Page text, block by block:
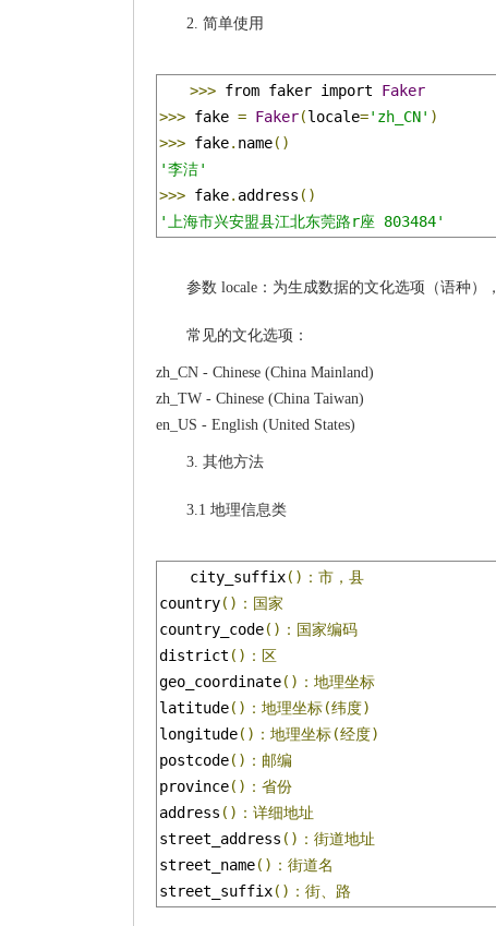
2. 简单使用
>>> from faker import Faker
>>> fake = Faker(locale='zh_CN' )
>>> fake. name()
'李洁'
>>> fake. address ()
'上海市兴安盟县江北东莞路r座 803484'
参数 locale：为生成数据的文化选项（语种）
常见的文化选项：
zh_CN - Chinese (China Mainland)
zh_TW - Chinese (China Taiwan)
en_US - English (United States)
3. 其他方法
3.1 地理信息类
city_suffix()：市，县
country()：国家
country_code()：国家编码
district ()：区
geo_coordinate()：地理坐标
latitude()：地理坐标(纬度)
longitude()：地理坐标(经度)
postcode()：邮编
province()：省份
address ()：详细地址
street_address ()：街道地址
street_name()：街道名
street_suffix()：街、路